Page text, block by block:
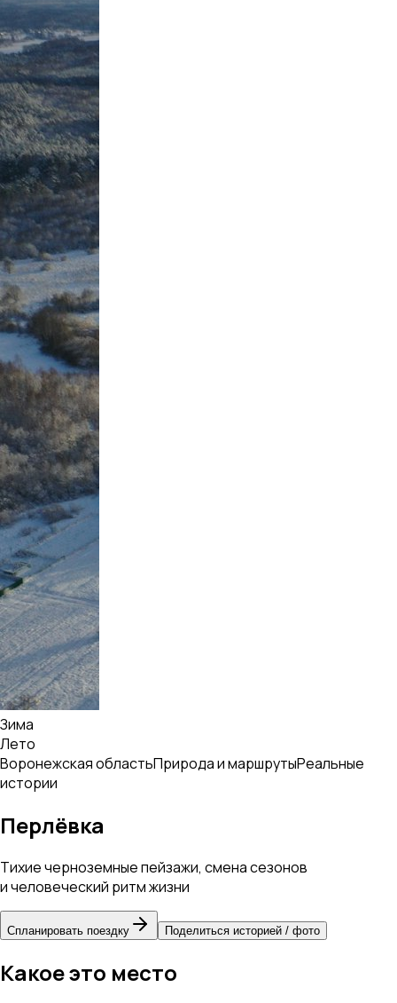
Зима
Лето
Воронежская областьПрирода и маршрутыРеальные
истории
Перлёвка
Тихие черноземные пейзажи, смена сезонов
и человеческий ритм жизни
Спланировать поездку Поделиться историей / фото
Какое это место